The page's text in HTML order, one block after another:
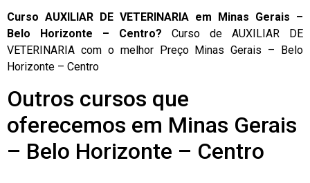
Curso AUXILIAR DE VETERINARIA em Minas Gerais –
Belo Horizonte – Centro? Curso de AUXILIAR DE
VETERINARIA com o melhor Preço Minas Gerais – Belo
Horizonte – Centro
Outros cursos que
oferecemos em Minas Gerais
– Belo Horizonte – Centro